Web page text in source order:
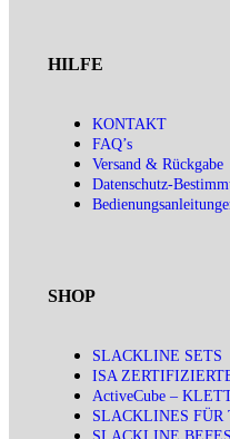
HILFE
KONTAKT
FAQ’s
Versand & Rückgabe
Datenschutz-
SHOP
SLACKLINE SETS
ISA
ActiveCube –
SLACKLINES FÜR